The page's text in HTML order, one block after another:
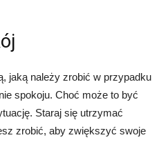
jaką należy zrobić w przypadku
spokoju. Choć może to być
Staraj się utrzymać
zrobić, aby zwiększyć swoje